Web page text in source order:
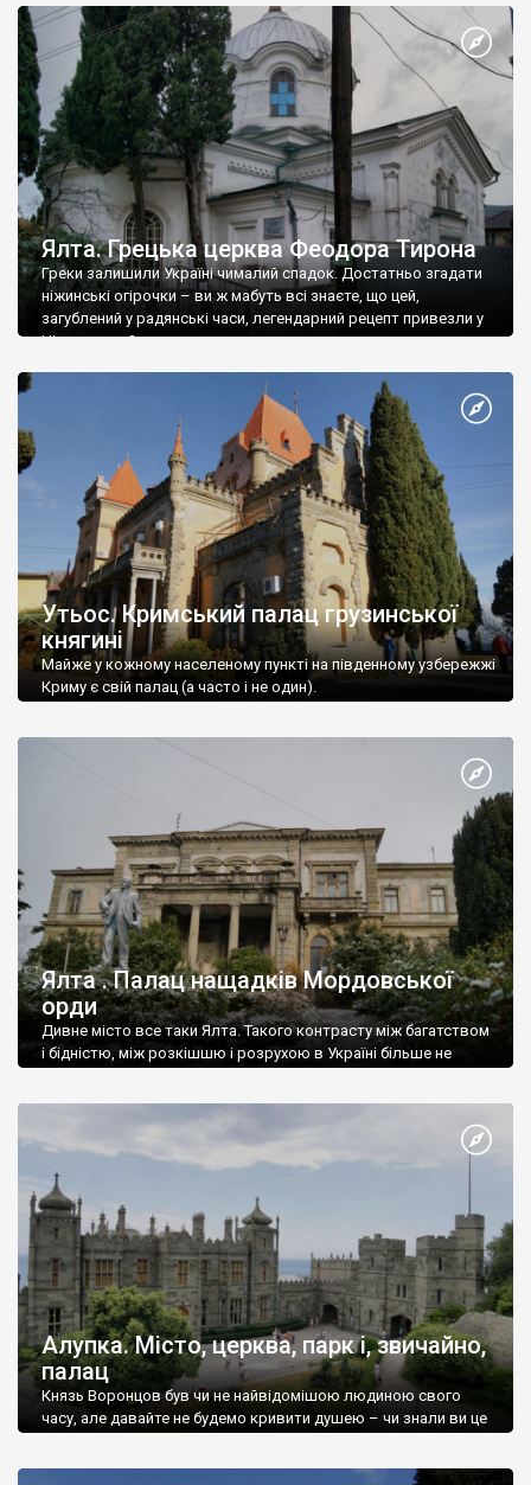
Ялта. Грецька церква Феодора Тирона
Греки залишили Україні чималий спадок. Достатньо згадати
ніжинські огірочки – ви ж мабуть всі знаєте, що цей,
загублений у радянські часи, легендарний рецепт привезли у
Ніжин греки?
Утьос. Кримський палац грузинської
княгині
Майже у кожному населеному пункті на південному узбережжі
Криму є свій палац (а часто і не один).
Ялта . Палац нащадків Мордовської
орди
Дивне місто все таки Ялта. Такого контрасту між багатством
і бідністю, між розкішшю і розрухою в Україні більше не
Алупка. Місто, церква, парк і, звичайно,
палац
Князь Воронцов був чи не найвідомішою людиною свого
часу, але давайте не будемо кривити душею – чи знали ви це